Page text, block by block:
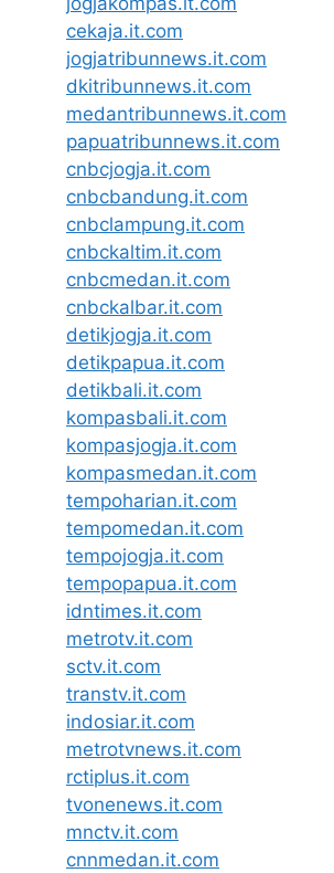
cekaja.it.com
jogjatribunnews.it.com
dkitribunnews.it.com
medantribunnews.it.com
papuatribunnews.it.com
cnbcjogja.it.com
cnbcbandung.it.com
cnbclampung.it.com
cnbckaltim.it.com
cnbcmedan.it.com
cnbckalbar.it.com
detikjogja.it.com
detikpapua.it.com
detikbali.it.com
kompasbali.it.com
kompasjogja.it.com
kompasmedan.it.com
tempoharian.it.com
tempomedan.it.com
tempojogja.it.com
tempopapua.it.com
idntimes.it.com
metrotv.it.com
sctv.it.com
transtv.it.com
indosiar.it.com
metrotvnews.it.com
rctiplus.it.com
tvonenews.it.com
mnctv.it.com
cnnmedan.it.com